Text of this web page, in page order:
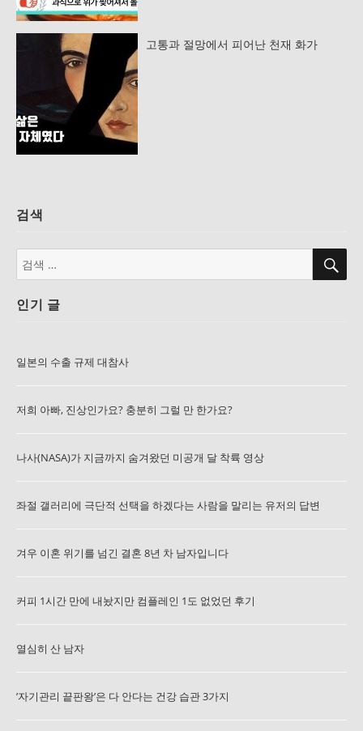
고통과 절망에서 피어난 천재 화가
검색
검
색:
검
인기 글
일본의 수출 규제 대참사
저희 아빠, 진상인가요? 충분히 그럴 만 한가요?
나사(NASA)가 지금까지 숨겨왔던 미공개 달 착륙 영상
좌절 갤러리에 극단적 선택을 하겠다는 사람을 말리는 유저의 답변
겨우 이혼 위기를 넘긴 결혼 8년 차 남자입니다
커피 1시간 만에 내놨지만 컴플레인 1도 없었던 후기
열심히 산 남자
’자기관리 끝판왕’은 다 안다는 건강 습관 3가지